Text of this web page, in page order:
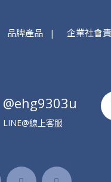
品牌產品 企業社會
@ehg9303u
LINE@線上客服